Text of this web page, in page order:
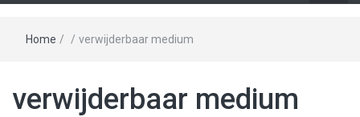
Home / / verwijderbaar medium
verwijderbaar medium